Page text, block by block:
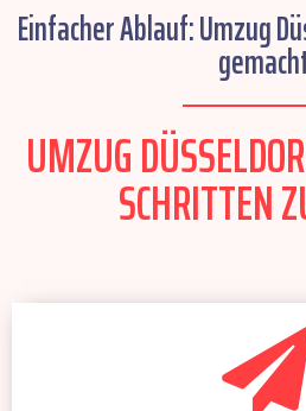
Einfacher Ablauf: Umzug
UMZUG
SCHRITTEN